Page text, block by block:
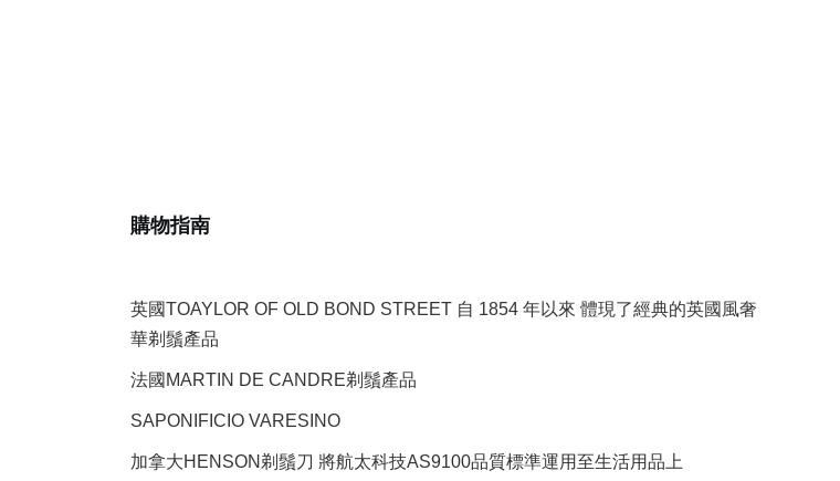
購物指南
英國TOAYLOR OF OLD BOND STREET 自 1854 年以來 體現了經典的英國風奢
華剃鬚產品
法國MARTIN DE CANDRE剃鬚產品
SAPONIFICIO VARESINO
加拿大HENSON剃鬚刀 將航太科技AS9100品質標準運用至生活用品上